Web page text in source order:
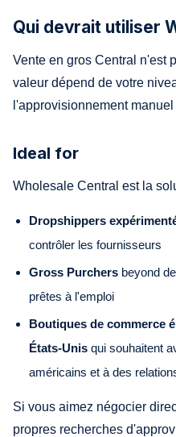
Qui devrait utiliser
Vente en gros Central n'est
valeur dépend de votre
l'approvisionnement
Ideal for
Wholesale Central est la
Dropshippers
contrôler les fournisseurs
Gross Purchers beyond
prêtes à l'emploi
Boutiques de commerce
États-Unis qui souhaitent
américains et à des
Si vous aimez négocier
propres recherches